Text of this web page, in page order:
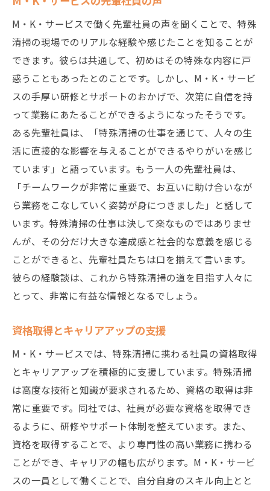
M・K・サービスで働く先輩社員の声を聞くことで、特殊
清掃の現場でのリアルな経験や感じたことを知ることが
できます。彼らは共通して、初めはその特殊な内容に戸
惑うこともあったとのことです。しかし、M・K・サービ
スの手厚い研修とサポートのおかげで、次第に自信を持
って業務にあたることができるようになったそうです。
ある先輩社員は、「特殊清掃の仕事を通じて、人々の生
活に直接的な影響を与えることができるやりがいを感じ
ています」と語っています。もう一人の先輩社員は、
「チームワークが非常に重要で、お互いに助け合いなが
ら業務をこなしていく姿勢が身につきました」と話して
います。特殊清掃の仕事は決して楽なものではありませ
んが、その分だけ大きな達成感と社会的な意義を感じる
ことができると、先輩社員たちは口を揃えて言います。
彼らの経験談は、これから特殊清掃の道を目指す人々に
とって、非常に有益な情報となるでしょう。
資格取得とキャリアアップの支援
M・K・サービスでは、特殊清掃に携わる社員の資格取得
とキャリアアップを積極的に支援しています。特殊清掃
は高度な技術と知識が要求されるため、資格の取得は非
常に重要です。同社では、社員が必要な資格を取得でき
るように、研修やサポート体制を整えています。また、
資格を取得することで、より専門性の高い業務に携わる
ことができ、キャリアの幅も広がります。M・K・サービ
スの一員として働くことで、自分自身のスキル向上とと